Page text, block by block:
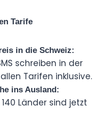
Tarife
in die Schweiz:
schreiben in der
Tarifen inklusive.
ins Ausland:
Länder sind jetzt